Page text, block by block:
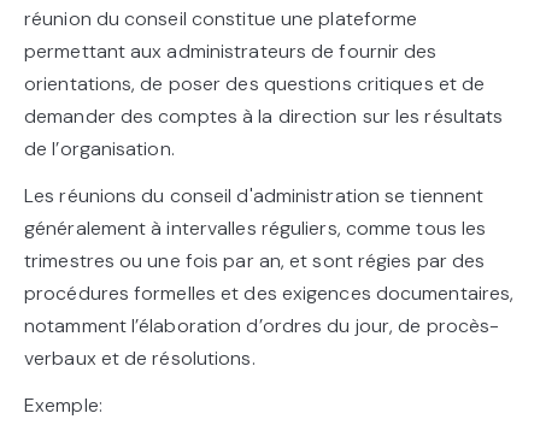
réunion du conseil constitue une plateforme
permettant aux administrateurs de fournir des
orientations, de poser des questions critiques et de
demander des comptes à la direction sur les résultats
de l’organisation.
Les réunions du conseil d'administration se tiennent
généralement à intervalles réguliers, comme tous les
trimestres ou une fois par an, et sont régies par des
procédures formelles et des exigences documentaires,
notamment l’élaboration d’ordres du jour, de procès-
verbaux et de résolutions.
Exemple: